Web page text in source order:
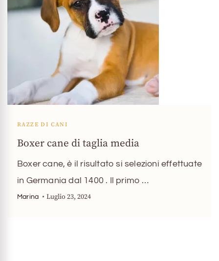
RAZZE DI CANI
Boxer cane di taglia media
Boxer cane, è il risultato si selezioni effettuate
in Germania dal 1400 . Il primo …
Marina Luglio 23, 2024